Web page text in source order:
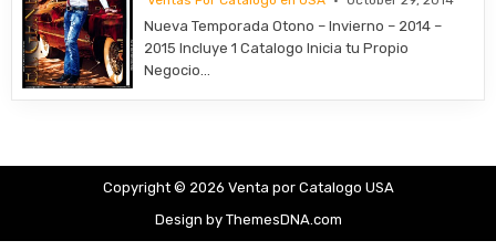
Nueva Temporada Otono – Invierno – 2014 –
2015 Incluye 1 Catalogo Inicia tu Propio
Negocio…
Copyright © 2026 Venta por Catalogo USA
Design by ThemesDNA.com